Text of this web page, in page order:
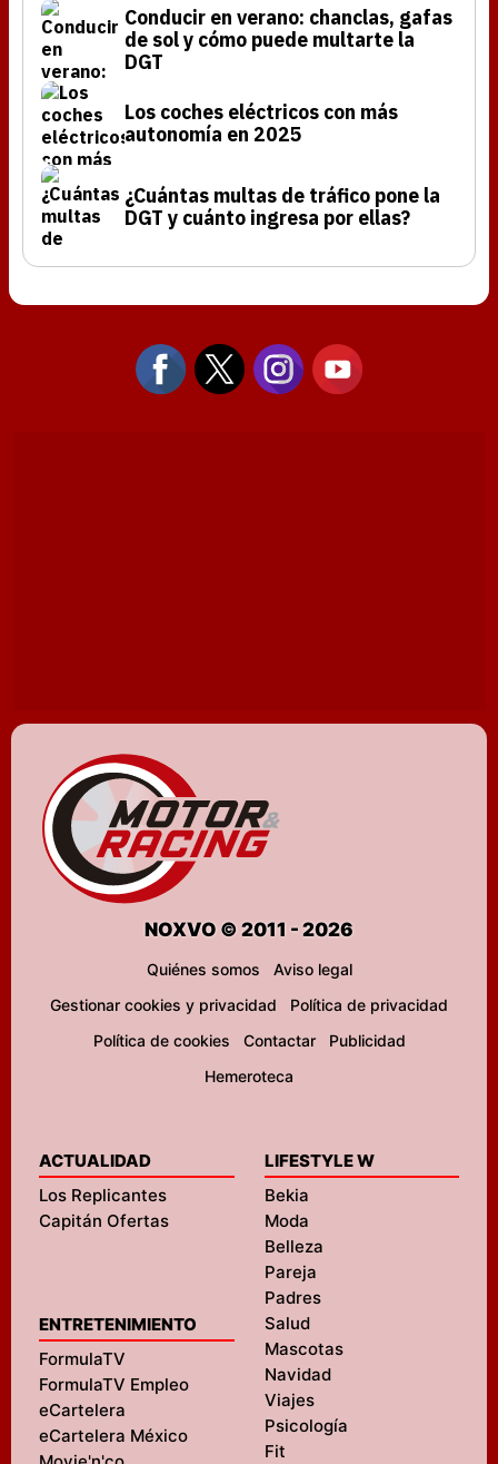
Conducir en verano: chanclas, gafas
de sol y cómo puede multarte la
DGT
Los coches eléctricos con más
autonomía en 2025
¿Cuántas multas de tráfico pone la
DGT y cuánto ingresa por ellas?
NOXVO © 2011 - 2026
Quiénes somos
Aviso legal
Gestionar cookies y privacidad
Política de privacidad
Política de cookies
Contactar
Publicidad
Hemeroteca
ACTUALIDAD
Los Replicantes
Capitán Ofertas
ENTRETENIMIENTO
FormulaTV
FormulaTV Empleo
eCartelera
eCartelera México
LIFESTYLE W
Bekia
Moda
Belleza
Pareja
Padres
Salud
Mascotas
Navidad
Viajes
Psicología
Fit